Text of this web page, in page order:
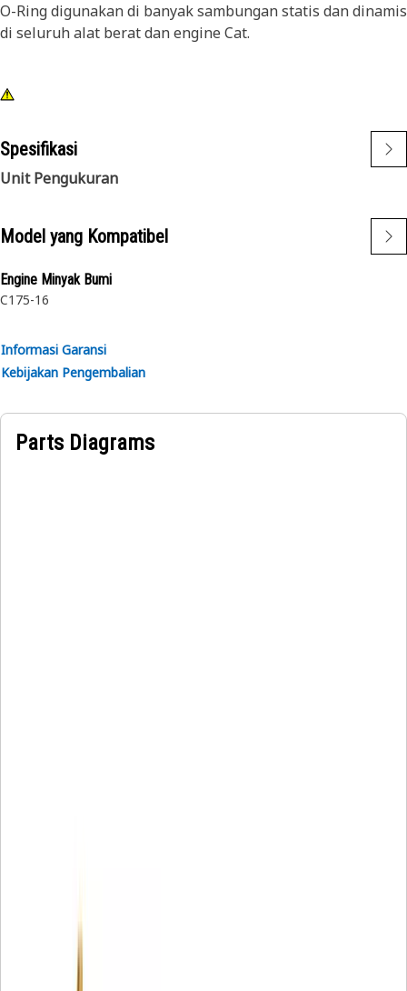
O-Ring digunakan di banyak sambungan statis dan dinamis
di seluruh alat berat dan engine Cat.
Spesifikasi
Unit Pengukuran
Model yang Kompatibel
Engine Minyak Bumi
C175-16
Informasi Garansi
Kebijakan Pengembalian
Parts Diagrams